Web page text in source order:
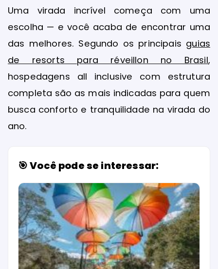
Uma virada incrível começa com uma
escolha — e você acaba de encontrar uma
das melhores. Segundo os principais guias
de resorts para réveillon no Brasil,
hospedagens all inclusive com estrutura
completa são as mais indicadas para quem
busca conforto e tranquilidade na virada do
ano.
🎯 Você pode se interessar: